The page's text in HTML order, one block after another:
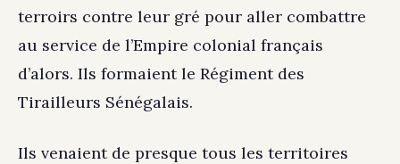
terroirs contre leur gré pour aller combattre
au service de l’Empire colonial français
d’alors. Ils formaient le Régiment des
Tirailleurs Sénégalais.
Ils venaient de presque tous les territoires